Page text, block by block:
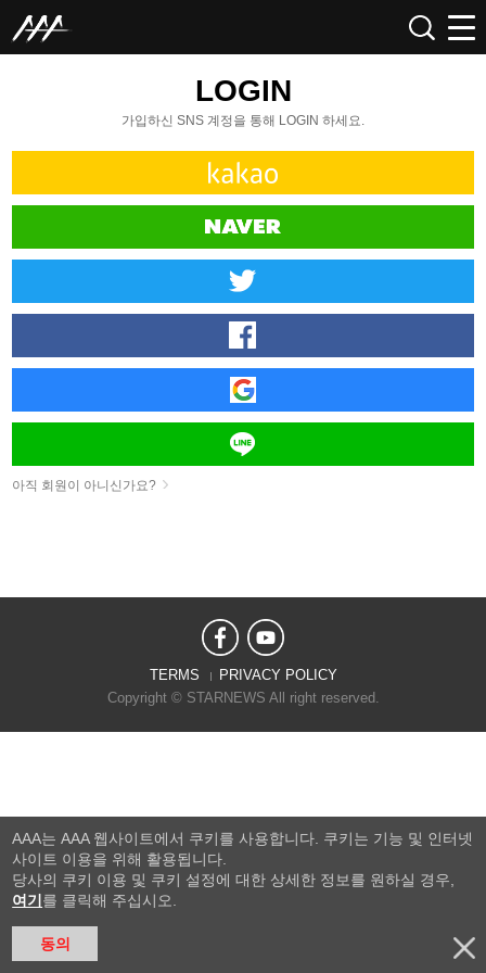
LOGIN
가입하신 SNS 계정을 통해 LOGIN 하세요.
아직 회원이 아니신가요?
TERMS
PRIVACY POLICY
Copyright © STARNEWS All right reserved.
AAA는 AAA 웹사이트에서 쿠키를 사용합니다. 쿠키는 기능 및 인터넷
사이트 이용을 위해 활용됩니다.
당사의 쿠키 이용 및 쿠키 설정에 대한 상세한 정보를 원하실 경우,
여기 를 클릭해 주십시오.
동의